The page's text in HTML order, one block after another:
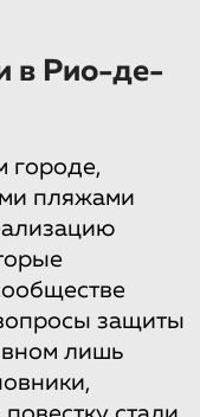
в Рио-де-
городе,
пляжами
защиты
лишь